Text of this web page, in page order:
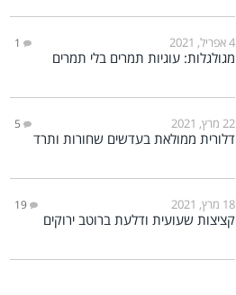
4 אפריל, 2021 1
מגולגלות: עוגיות תמרים בלי תמרים
22 מרץ, 2021 5
דלורית ממולאת בעדשים שחורות ותרד
18 מרץ, 2021 19
קציצות שעועית ודלעת ברוטב ירוקים